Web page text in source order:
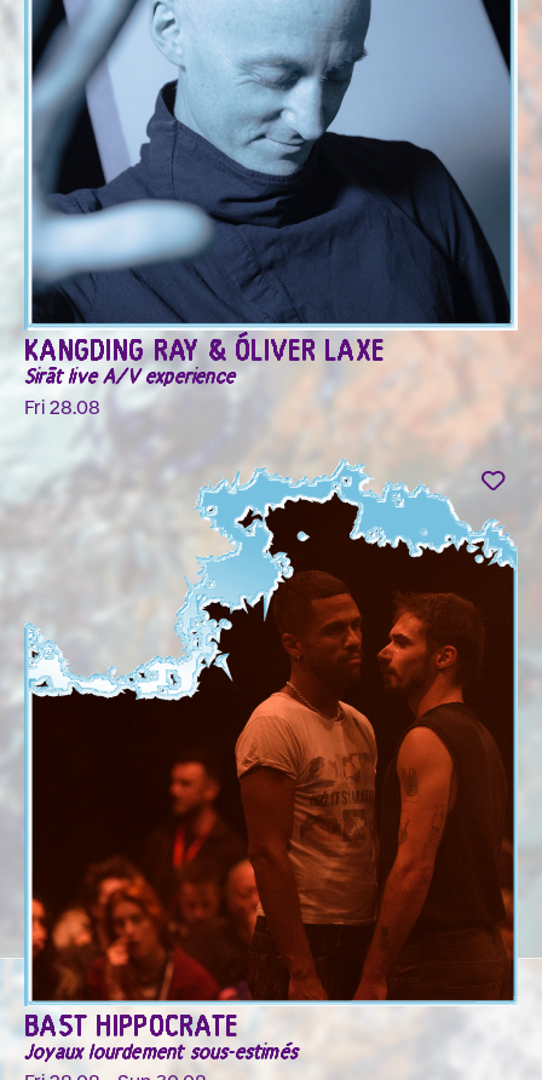
KANGDING RAY & ÓLIVER LAXE
Sirāt live A/V experience
Fri 28.08
BAST HIPPOCRATE
Joyaux lourdement sous-estimés